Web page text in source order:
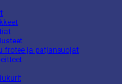
frotee ja patjansuojat